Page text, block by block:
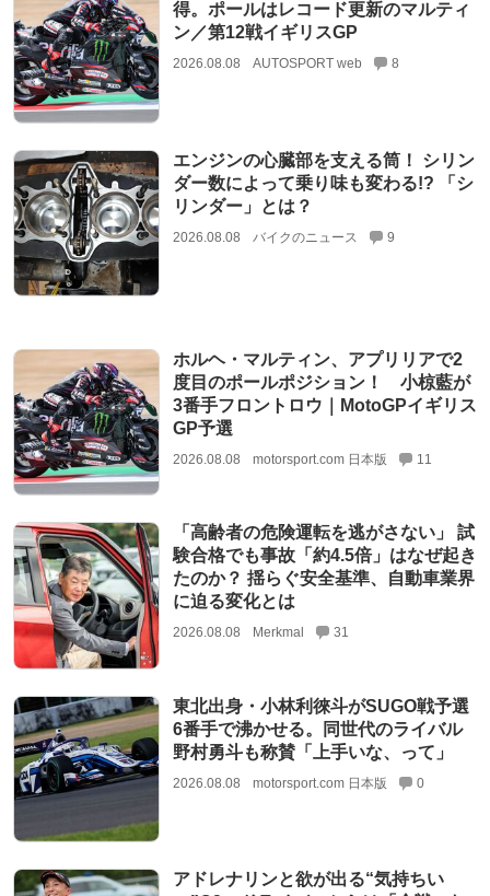
得。ポールはレコード更新のマルティ
ン／第12戦イギリスGP
2026.08.08 AUTOSPORT web 8
エンジンの心臓部を支える筒！ シリン
ダー数によって乗り味も変わる!? 「シ
リンダー」とは？
2026.08.08 バイクのニュース 9
ホルヘ・マルティン、アプリリアで2
度目のポールポジション！ 小椋藍が
3番手フロントロウ｜MotoGPイギリス
GP予選
2026.08.08 motorsport.com 日本版 11
「高齢者の危険運転を逃がさない」 試
験合格でも事故「約4.5倍」はなぜ起き
たのか？ 揺らぐ安全基準、自動車業界
に迫る変化とは
2026.08.08 Merkmal 31
東北出身・小林利徠斗がSUGO戦予選
6番手で沸かせる。同世代のライバル
野村勇斗も称賛「上手いな、って」
2026.08.08 motorsport.com 日本版 0
アドレナリンと欲が出る“気持ちい